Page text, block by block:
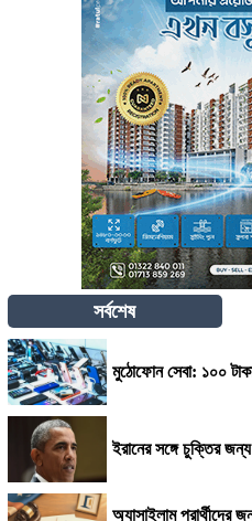
সর্বশেষ
মুঠোফোন সেবা: ১০০
ইরানের সঙ্গে চুক্তির
অ্যাসাইলাম প্রার্থীদের